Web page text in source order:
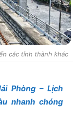
các tỉnh thành khác
Phòng – Lịch
nhanh chóng